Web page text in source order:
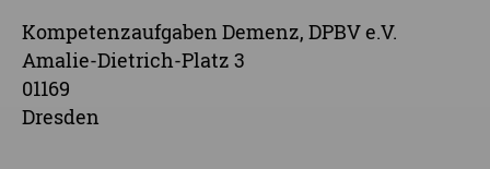
Kompetenzaufgaben Demenz, DPBV e.V.
Amalie-Dietrich-Platz 3
01169
Dresden